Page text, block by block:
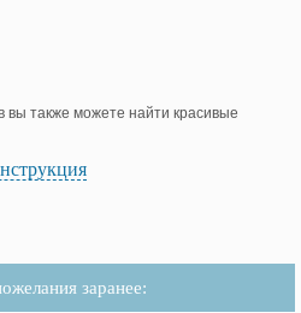
вы также можете найти красивые
заранее: